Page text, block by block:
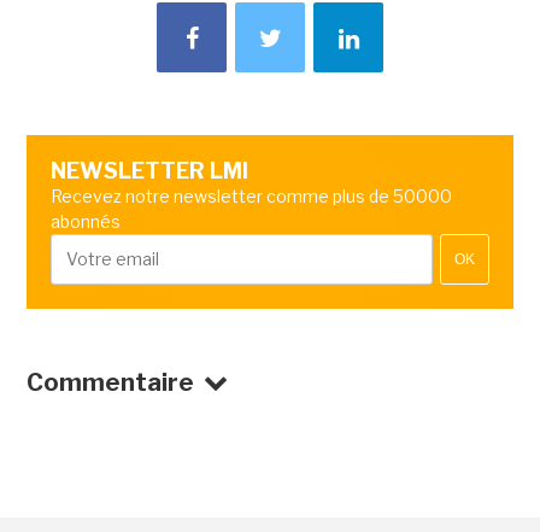
NEWSLETTER LMI
Recevez notre newsletter comme plus de 50000
abonnés
OK
Commentaire